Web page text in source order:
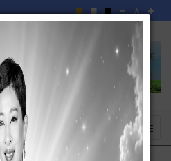
ะต่อต้านทุจริต